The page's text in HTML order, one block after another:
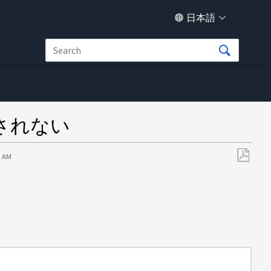
日本語
れない